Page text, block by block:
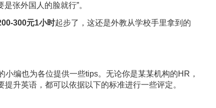
张外国人的脸就行”。
300元1小时起步了，这还是外教从学校手里拿到的
编也为各位提供一些tips。无论你是某某机构的HR，
升英语，都可以依据以下的标准进行一些评定。